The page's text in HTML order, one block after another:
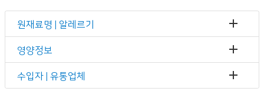
원재료명 | 알레르기
영양정보
수입자 | 유통업체